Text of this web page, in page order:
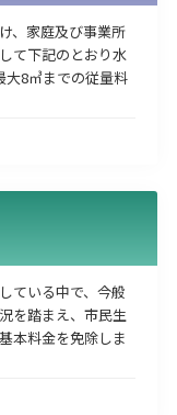
、家庭及び事業所
て下記のとおり水
大8㎥までの従量料
ている中で、今般
を踏まえ、市民生
本料金を免除しま